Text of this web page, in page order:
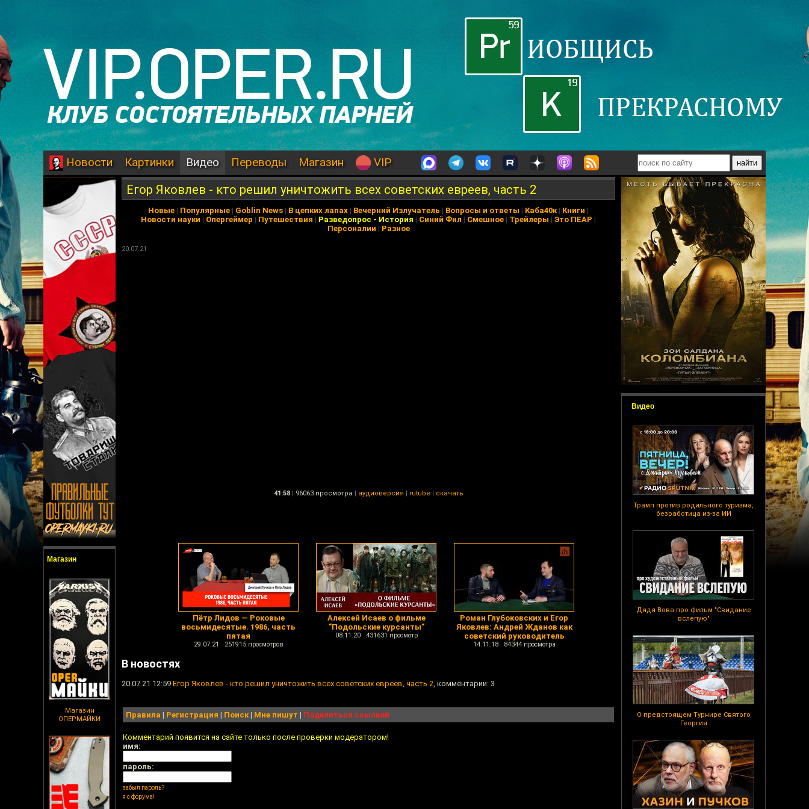
Новости Картинки Видео Переводы Магазин VIP
Магазин
Магазин
ОПЕРМАЙКИ
Видео
Трамп против родильного туризма,
безработица из-за ИИ
Дядя Вова про фильм "Свидание
вслепую"
О предстоящем Турнире Святого
Георгия
Егор Яковлев - кто решил уничтожить всех советских евреев, часть 2
Новые | Популярные | Goblin News | В цепких лапах | Вечерний Излучатель | Вопросы и ответы | Каба40к| Книги |
Новости науки | Опергеймер | Путешествия | Разведопрос - История | Синий Фил | Смешное | Трейлеры | Это ПЕАР |
Персоналии | Разное
20.07.21
41:58 | 96063 просмотра | аудиоверсия | rutube | скачать
Пётр Лидов — Роковые
восьмидесятые. 1986, часть
пятая
29.07.21 251915 просмотров
Алексей Исаев о фильме
"Подольские курсанты"
08.11.20 431631 просмотр
Роман Глубоковских и Егор
Яковлев: Андрей Жданов как
советский руководитель
14.11.18 84344 просмотра
В новостях
20.07.21 12:59 Егор Яковлев - кто решил уничтожить всех советских евреев, часть 2, комментарии: 3
Правила | Регистрация | Поиск| Мне пишут | Поделиться ссылкой
Комментарий появится на сайте только после проверки модератором!
имя:
пароль:
забыл пароль?
я с форума!